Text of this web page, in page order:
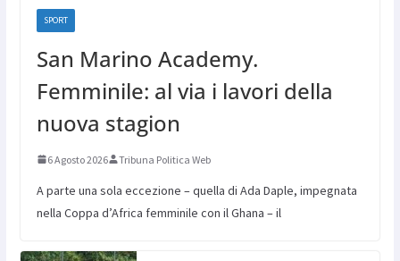
SPORT
San Marino Academy.
Femminile: al via i lavori della
nuova stagion
6 Agosto 2026 Tribuna Politica Web
A parte una sola eccezione – quella di Ada Daple, impegnata
nella Coppa d’Africa femminile con il Ghana – il